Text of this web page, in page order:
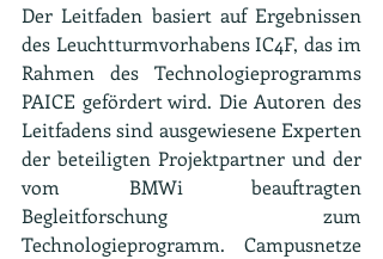
Der Leitfaden basiert auf Ergebnissen
des Leuchtturmvorhabens IC4F, das im
Rahmen des Technologieprogramms
PAICE gefördert wird. Die Autoren des
Leitfadens sind ausgewiesene Experten
der beteiligten Projektpartner und der
vom BMWi beauftragten
Begleitforschung zum
Technologieprogramm.  Campusnetze